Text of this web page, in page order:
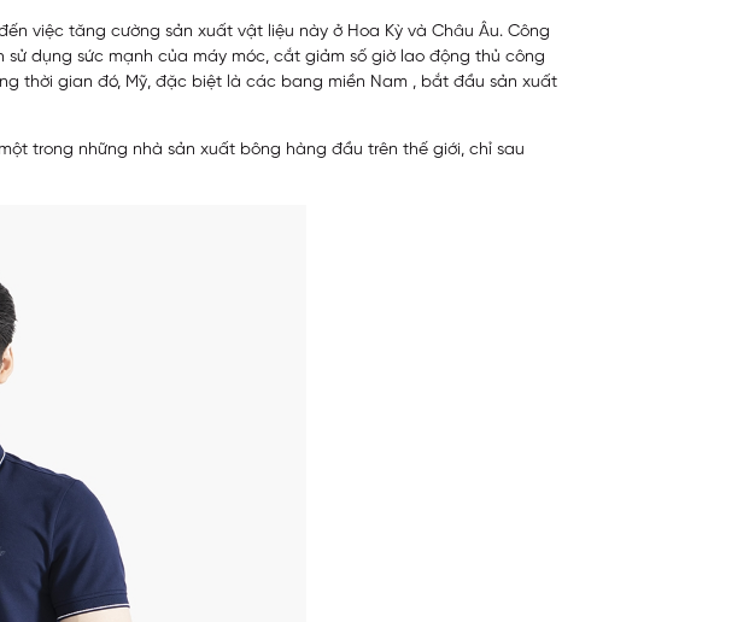
việc tăng cường sản xuất vật liệu này ở Hoa Kỳ và Châu Âu. Công
dụng sức mạnh của máy móc, cắt giảm số giờ lao động thủ công
thời gian đó, Mỹ, đặc biệt là các bang miền Nam , bắt đầu sản xuất
trong những nhà sản xuất bông hàng đầu trên thế giới, chỉ sau